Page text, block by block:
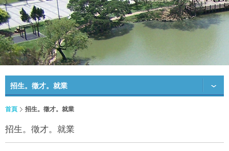
招生。徵才。就業
首頁 招生。徵才。就業
招生。徵才。就業